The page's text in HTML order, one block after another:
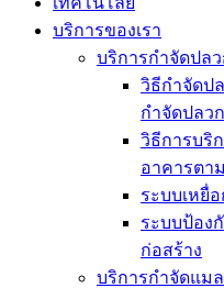
บริการของเรา
บริการกำจัดปล
วิธีกำจัดป
กำจัดปลว
วิธีการบริ
อาคารตา
ระบบเหยื่
ระบบป้อง
ก่อสร้าง
บริการกำจัดแม